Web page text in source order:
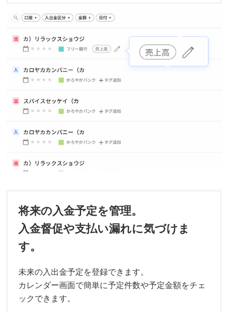
将来の入金予定を管理。
入金督促や支払い漏れに気づけま
す。
未来の入出金予定を登録できます。
カレンダー画面で簡単に予定件数や予定金額をチェ
ックできます。